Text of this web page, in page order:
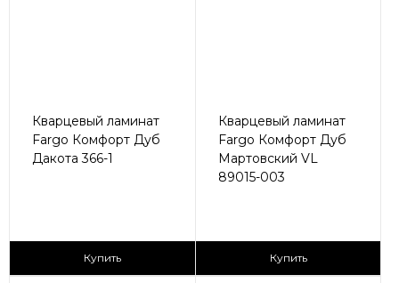
Кварцевый ламинат
Fargo Комфорт Дуб
Дакота 366-1
2
Купить
Кварцевый ламинат
Fargo Комфорт Дуб
Мартовский VL
89015-003
2
Купить